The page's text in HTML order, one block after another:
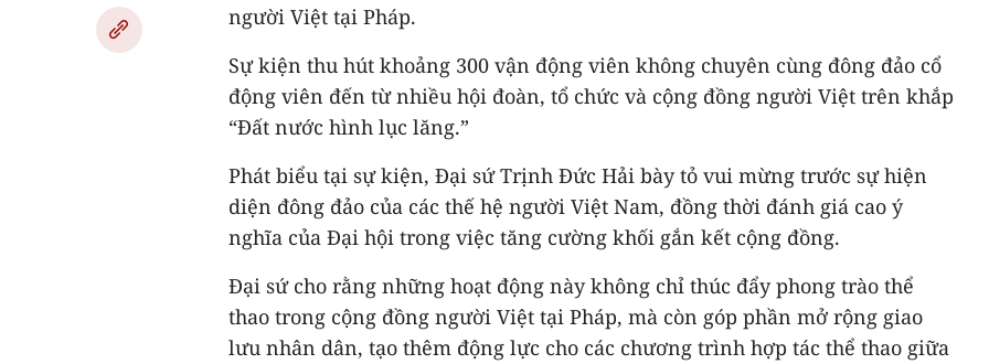
người Việt tại Pháp.
Sự kiện thu hút khoảng 300 vận động viên không chuyên cùng đông đảo cổ
động viên đến từ nhiều hội đoàn, tổ chức và cộng đồng người Việt trên khắp
“Đất nước hình lục lăng.”
Phát biểu tại sự kiện, Đại sứ Trịnh Đức Hải bày tỏ vui mừng trước sự hiện
diện đông đảo của các thế hệ người Việt Nam, đồng thời đánh giá cao ý
nghĩa của Đại hội trong việc tăng cường khối gắn kết cộng đồng.
Đại sứ cho rằng những hoạt động này không chỉ thúc đẩy phong trào thể
thao trong cộng đồng người Việt tại Pháp, mà còn góp phần mở rộng giao
lưu nhân dân, tạo thêm động lực cho các chương trình hợp tác thể thao giữa